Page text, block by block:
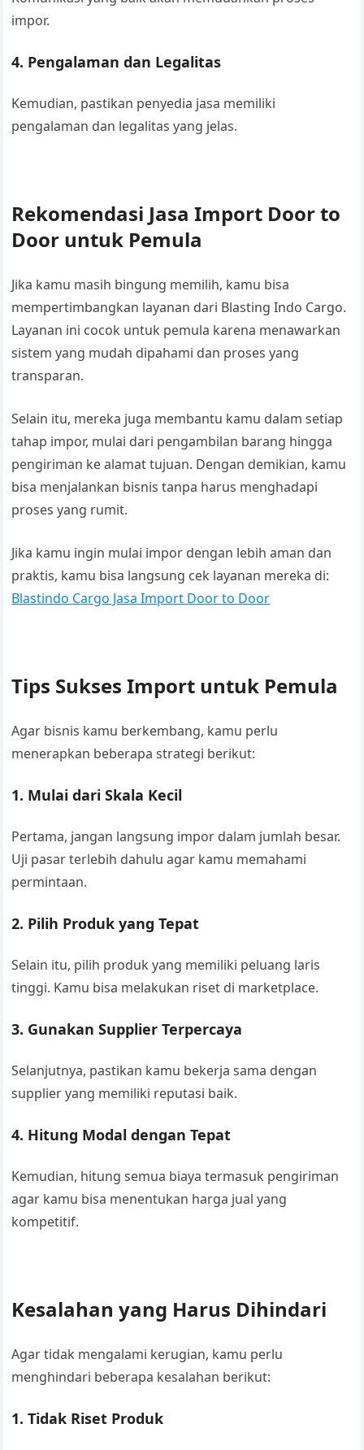
impor.
4. Pengalaman dan Legalitas
Kemudian, pastikan penyedia jasa memiliki
pengalaman dan legalitas yang jelas.
Rekomendasi Jasa Import Door to
Door untuk Pemula
Jika kamu masih bingung memilih, kamu bisa
mempertimbangkan layanan dari Blasting Indo Cargo.
Layanan ini cocok untuk pemula karena menawarkan
sistem yang mudah dipahami dan proses yang
transparan.
Selain itu, mereka juga membantu kamu dalam setiap
tahap impor, mulai dari pengambilan barang hingga
pengiriman ke alamat tujuan. Dengan demikian, kamu
bisa menjalankan bisnis tanpa harus menghadapi
proses yang rumit.
Jika kamu ingin mulai impor dengan lebih aman dan
praktis, kamu bisa langsung cek layanan mereka di:
Blastindo Cargo Jasa Import Door to Door
Tips Sukses Import untuk Pemula
Agar bisnis kamu berkembang, kamu perlu
menerapkan beberapa strategi berikut:
1. Mulai dari Skala Kecil
Pertama, jangan langsung impor dalam jumlah besar.
Uji pasar terlebih dahulu agar kamu memahami
permintaan.
2. Pilih Produk yang Tepat
Selain itu, pilih produk yang memiliki peluang laris
tinggi. Kamu bisa melakukan riset di marketplace.
3. Gunakan Supplier Terpercaya
Selanjutnya, pastikan kamu bekerja sama dengan
supplier yang memiliki reputasi baik.
4. Hitung Modal dengan Tepat
Kemudian, hitung semua biaya termasuk pengiriman
agar kamu bisa menentukan harga jual yang
kompetitif.
Kesalahan yang Harus Dihindari
Agar tidak mengalami kerugian, kamu perlu
menghindari beberapa kesalahan berikut:
1. Tidak Riset Produk